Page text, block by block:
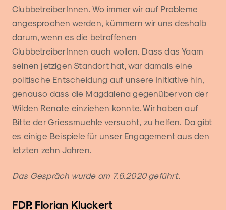
ClubbetreiberInnen. Wo immer wir auf Probleme
angesprochen werden, kümmern wir uns deshalb
darum, wenn es die betroffenen
ClubbetreiberInnen auch wollen. Dass das Yaam
seinen jetzigen Standort hat, war damals eine
politische Entscheidung auf unsere Initiative hin,
genauso dass die Magdalena gegenüber von der
Wilden Renate einziehen konnte. Wir haben auf
Bitte der Griessmuehle versucht, zu helfen. Da gibt
es einige Beispiele für unser Engagement aus den
letzten zehn Jahren.
Das Gespräch wurde am 7.6.2020 geführt.
FDP: Florian Kluckert